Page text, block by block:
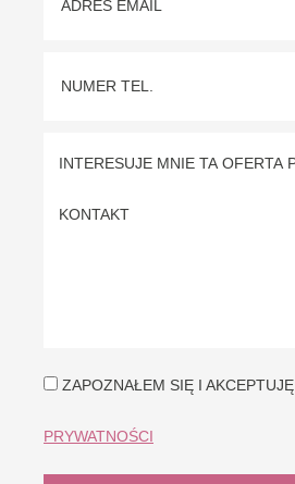
ZAPOZNAŁEM SIĘ I AKCEPTUJĘ
PRYWATNOŚCI